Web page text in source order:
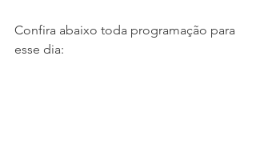
Confira abaixo toda programação para
esse dia: